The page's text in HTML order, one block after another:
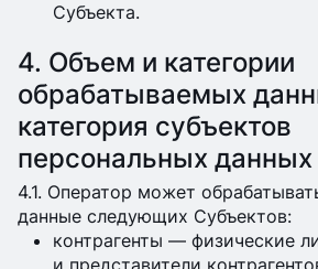
Субъекта.
4. Объем и категории
обрабатываемых
категория субъектов
персональных данных
4.1. Оператор может
данные следующих Субъектов:
контрагенты — физические
и представители